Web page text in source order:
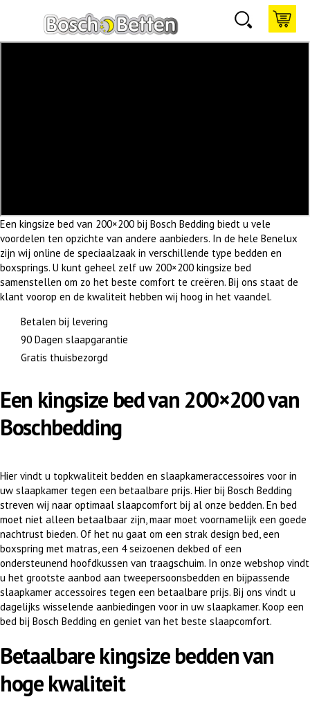
Een kingsize bed van 200×200 bij Bosch Bedding biedt u vele
voordelen ten opzichte van andere aanbieders. In de hele Benelux
zijn wij online de speciaalzaak in verschillende type bedden en
boxsprings. U kunt geheel zelf uw 200×200 kingsize bed
samenstellen om zo het beste comfort te creëren. Bij ons staat de
klant voorop en de kwaliteit hebben wij hoog in het vaandel.
Betalen bij levering
90 Dagen slaapgarantie
Gratis thuisbezorgd
Een kingsize bed van 200×200 van
Boschbedding
Hier vindt u topkwaliteit bedden en slaapkameraccessoires voor in
uw slaapkamer tegen een betaalbare prijs. Hier bij Bosch Bedding
streven wij naar optimaal slaapcomfort bij al onze bedden. En bed
moet niet alleen betaalbaar zijn, maar moet voornamelijk een goede
nachtrust bieden. Of het nu gaat om een strak design bed, een
boxspring met matras, een 4 seizoenen dekbed of een
ondersteunend hoofdkussen van traagschuim. In onze webshop vindt
u het grootste aanbod aan tweepersoonsbedden en bijpassende
slaapkamer accessoires tegen een betaalbare prijs. Bij ons vindt u
dagelijks wisselende aanbiedingen voor in uw slaapkamer. Koop een
bed bij Bosch Bedding en geniet van het beste slaapcomfort.
Betaalbare kingsize bedden van
hoge kwaliteit